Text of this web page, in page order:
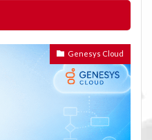
Genesys Cloud